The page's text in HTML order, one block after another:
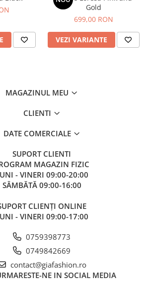
Gold
699,00 RON
VEZI VARIANTE
MAGAZINUL MEU
CLIENTI
DATE COMERCIALE
SUPORT CLIENTI
MAGAZIN FIZIC
- VINERI 09:00-20:00
SÂMBĂTĂ 09:00-16:00
CLIENȚI ONLINE
- VINERI 09:00-17:00
0759398773
0749842669
contact@giafashion.ro
NE IN SOCIAL MEDIA